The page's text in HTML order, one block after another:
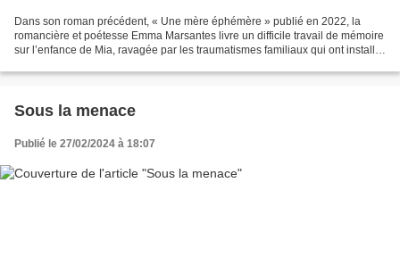
Dans son roman précédent, « Une mère éphémère » publié en 2022, la
romancière et poétesse Emma Marsantes livre un difficile travail de mémoire
sur l’enfance de Mia, ravagée par les traumatismes familiaux qui ont installé
Sous la menace
Publié le 27/02/2024 à 18:07